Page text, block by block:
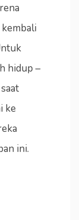
hidup –
ke
ini.